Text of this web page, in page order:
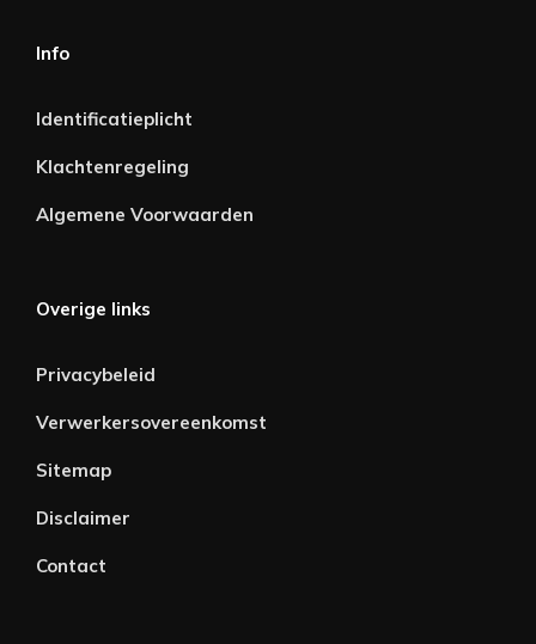
Info
Identificatieplicht
Klachtenregeling
Algemene Voorwaarden
Overige links
Privacybeleid
Verwerkersovereenkomst
Sitemap
Disclaimer
Contact